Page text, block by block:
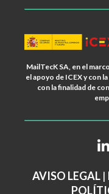
MailTecK SA, en el
el apoyo de ICEX y con
con la finalidad de
AVISO LEGAL |